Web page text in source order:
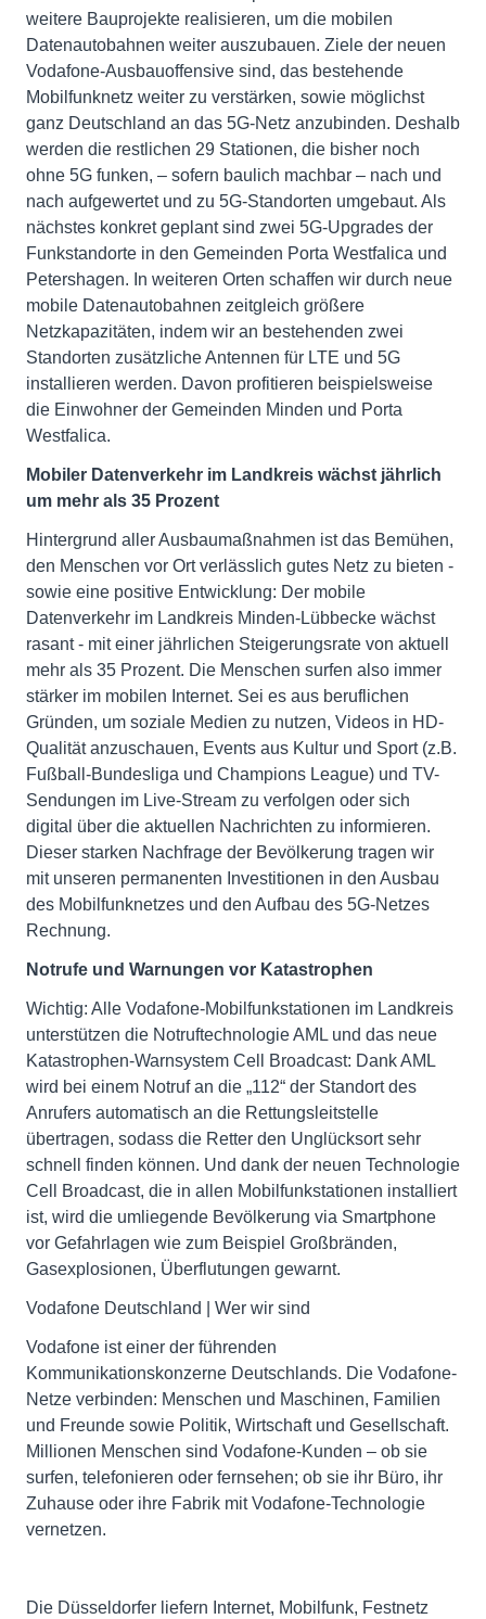
weitere Bauprojekte realisieren, um die mobilen
Datenautobahnen weiter auszubauen. Ziele der neuen
Vodafone-Ausbauoffensive sind, das bestehende
Mobilfunknetz weiter zu verstärken, sowie möglichst
ganz Deutschland an das 5G-Netz anzubinden. Deshalb
werden die restlichen 29 Stationen, die bisher noch
ohne 5G funken, – sofern baulich machbar – nach und
nach aufgewertet und zu 5G-Standorten umgebaut. Als
nächstes konkret geplant sind zwei 5G-Upgrades der
Funkstandorte in den Gemeinden Porta Westfalica und
Petershagen. In weiteren Orten schaffen wir durch neue
mobile Datenautobahnen zeitgleich größere
Netzkapazitäten, indem wir an bestehenden zwei
Standorten zusätzliche Antennen für LTE und 5G
installieren werden. Davon profitieren beispielsweise
die Einwohner der Gemeinden Minden und Porta
Westfalica.
Mobiler Datenverkehr im Landkreis wächst jährlich
um mehr als 35 Prozent
Hintergrund aller Ausbaumaßnahmen ist das Bemühen,
den Menschen vor Ort verlässlich gutes Netz zu bieten -
sowie eine positive Entwicklung: Der mobile
Datenverkehr im Landkreis Minden-Lübbecke wächst
rasant - mit einer jährlichen Steigerungsrate von aktuell
mehr als 35 Prozent. Die Menschen surfen also immer
stärker im mobilen Internet. Sei es aus beruflichen
Gründen, um soziale Medien zu nutzen, Videos in HD-
Qualität anzuschauen, Events aus Kultur und Sport (z.B.
Fußball-Bundesliga und Champions League) und TV-
Sendungen im Live-Stream zu verfolgen oder sich
digital über die aktuellen Nachrichten zu informieren.
Dieser starken Nachfrage der Bevölkerung tragen wir
mit unseren permanenten Investitionen in den Ausbau
des Mobilfunknetzes und den Aufbau des 5G-Netzes
Rechnung.
Notrufe und Warnungen vor Katastrophen
Wichtig: Alle Vodafone-Mobilfunkstationen im Landkreis
unterstützen die Notruftechnologie AML und das neue
Katastrophen-Warnsystem Cell Broadcast: Dank AML
wird bei einem Notruf an die „112“ der Standort des
Anrufers automatisch an die Rettungsleitstelle
übertragen, sodass die Retter den Unglücksort sehr
schnell finden können. Und dank der neuen Technologie
Cell Broadcast, die in allen Mobilfunkstationen installiert
ist, wird die umliegende Bevölkerung via Smartphone
vor Gefahrlagen wie zum Beispiel Großbränden,
Gasexplosionen, Überflutungen gewarnt.
Vodafone Deutschland | Wer wir sind
Vodafone ist einer der führenden
Kommunikationskonzerne Deutschlands. Die Vodafone-
Netze verbinden: Menschen und Maschinen, Familien
und Freunde sowie Politik, Wirtschaft und Gesellschaft.
Millionen Menschen sind Vodafone-Kunden – ob sie
surfen, telefonieren oder fernsehen; ob sie ihr Büro, ihr
Zuhause oder ihre Fabrik mit Vodafone-Technologie
vernetzen.
Die Düsseldorfer liefern Internet, Mobilfunk, Festnetz